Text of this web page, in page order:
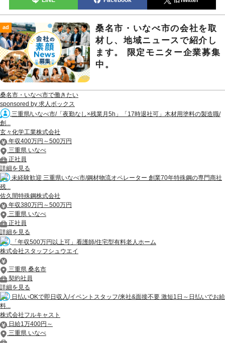
ad
桑名市・いなべ市の会社を取
材し、地域ニュースで紹介し
ます。 限定モニター企業募集
中。
桑名市・いなべ市で働きたい
sponsored by 求人ボックス
三重県/いなべ市/「夜勤なし×残業月5h」「17時退社可」木材用塗料の製造職/
創...
玄々化学工業株式会社
年収400万円～500万円
三重県 いなべ
正社員
詳細を見る
未経験歓迎 三重県いなべ市/鋼材物流オペレーター 創業70年特殊鋼の専門商社
残...
佐久間特殊鋼株式会社
年収380万円～500万円
三重県 いなべ
正社員
詳細を見る
「年収500万円以上可」看護師/住宅型有料老人ホーム
株式会社スタッフシュウエイ
三重県 桑名市
契約社員
詳細を見る
日払いOKで即日収入/イベントスタッフ/来社&面接不要 激短1日～日払いでお給
料...
株式会社フルキャスト
日給1万400円～
三重県 いなべ